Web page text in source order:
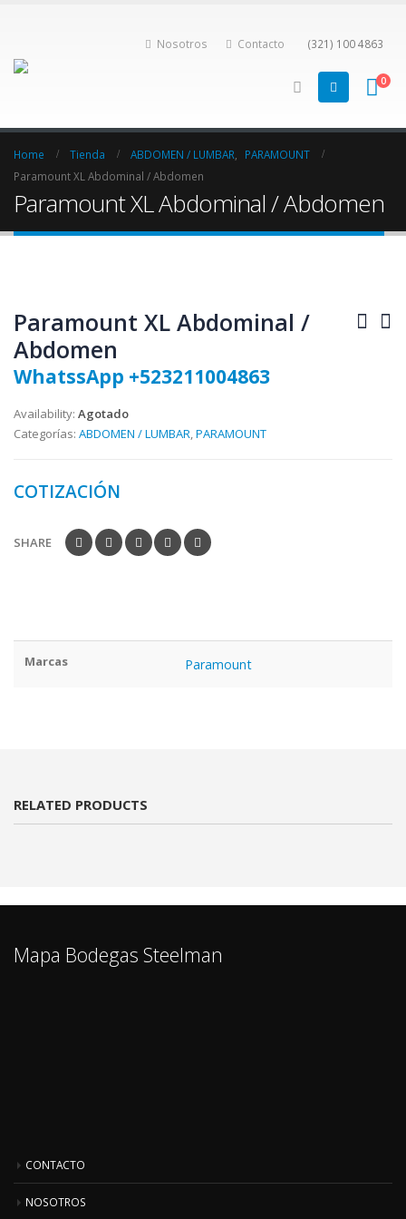
Nosotros Contacto (321) 100 4863
0
Home Tienda ABDOMEN / LUMBAR
PARAMOUNT
Paramount XL Abdominal / Abdomen
Paramount XL Abdominal / Abdomen
Paramount XL Abdominal /
Abdomen
WhatssApp +523211004863
Availability: Agotado
Categorías: ABDOMEN / LUMBAR,PARAMOUNT
COTIZACIÓN
SHARE
Marcas Paramount
RELATED PRODUCTS
Mapa Bodegas Steelman
CONTACTO
NOSOTROS